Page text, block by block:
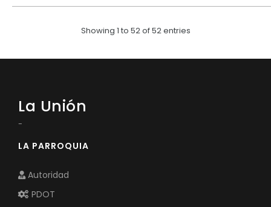
Showing 1 to 52 of 52 entries
La Unión
-
LA PARROQUIA
Autoridad
PDOT